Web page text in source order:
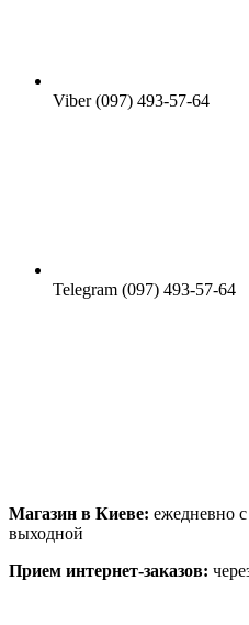
Viber (097) 493-57-64
Telegram (097) 493-57-64
Магазин в Киеве: ежедневно
выходной
Прием интернет-заказов: